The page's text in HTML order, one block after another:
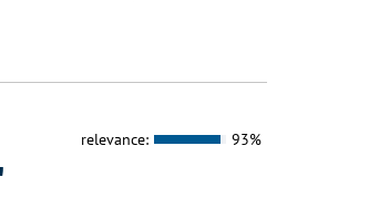
relevance: 93%